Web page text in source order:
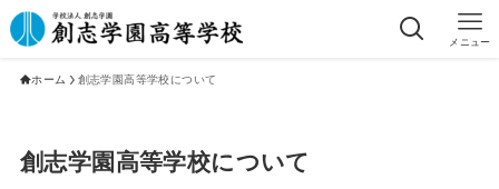
メニュー
ホーム 創志学園高等学校について
創志学園高等学校について